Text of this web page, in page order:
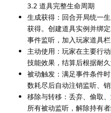
3.2 道具完整生命周期
生成获得：回合开局统一
获得。创建道具实例并绑
事件监听，加入玩家道具栏
主动使用：玩家在主要行
技能效果，结算后根据耐
被动触发：满足事件条件
数耗尽后自动注销监听、销
移除与转移：丢弃、偷取
所有被动监听，解除持有